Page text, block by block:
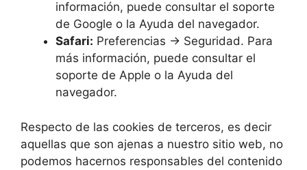
información, puede consultar el soporte
de Google o la Ayuda del navegador.
Safari: Preferencias -> Seguridad. Para
más información, puede consultar el
soporte de Apple o la Ayuda del
navegador.
Respecto de las cookies de terceros, es decir
aquellas que son ajenas a nuestro sitio web, no
podemos hacernos responsables del contenido